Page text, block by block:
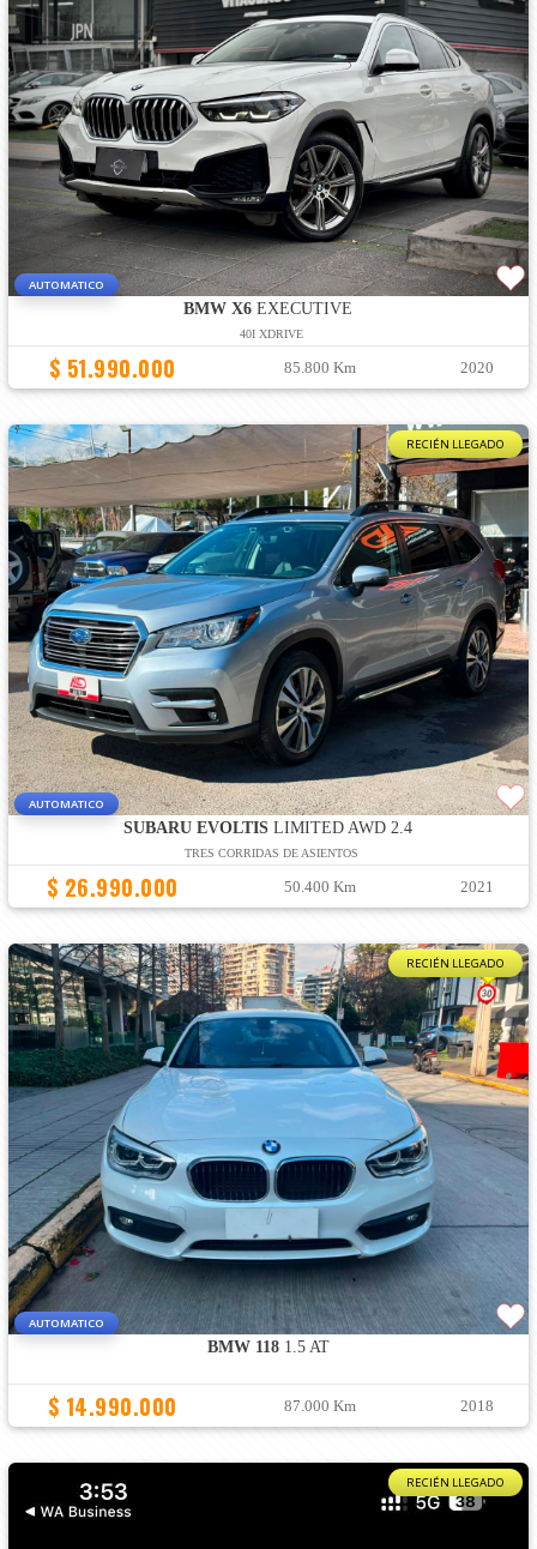
AUTOMATICO
BMW X6 EXECUTIVE
40I XDRIVE
$ 51.990.000 85.800 Km 2020
RECIÉN LLEGADO
AUTOMATICO
SUBARU EVOLTIS LIMITED AWD 2.4
TRES CORRIDAS DE ASIENTOS
$ 26.990.000 50.400 Km 2021
RECIÉN LLEGADO
AUTOMATICO
BMW 1181.5 AT
$ 14.990.000 87.000 Km 2018
RECIÉN LLEGADO